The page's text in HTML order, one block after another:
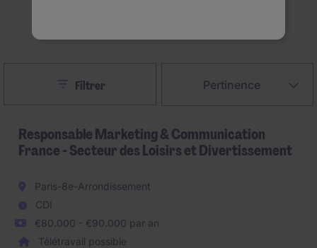
Pertinence
CloseFiltrer
Responsable Marketing & Communication
France - Secteur des Loisirs et Divertissement
Paris-8e-Arrondissement
CDI
€80.000 - €90.000 par an
Télétravail possible